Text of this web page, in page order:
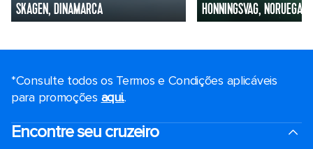
SKAGEN, DINAMARCA HONNINGSVAG, NORUEGA
*Consulte todos os Termos e Condições aplicáveis ​​
para promoções aqui..
Encontre seu cruzeiro